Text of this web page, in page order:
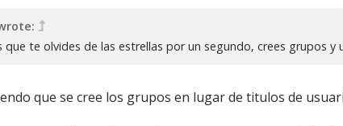
que te olvides de las estrellas por un segundo, crees grupos
que se cree los grupos en lugar de titulos de